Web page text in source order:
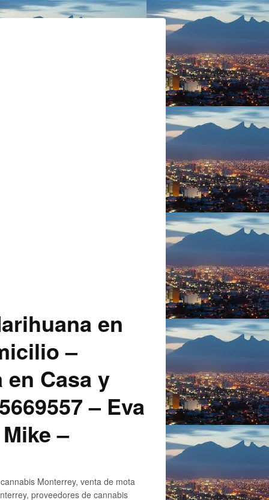
en
–
Casa y
– Eva
–
Monterrey, venta de mota
proveedores de cannabis